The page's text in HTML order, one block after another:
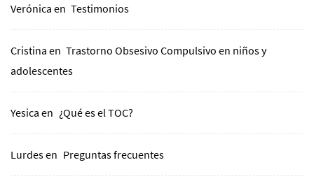
Verónica en Testimonios
Cristina en Trastorno Obsesivo Compulsivo en niños y
adolescentes
Yesica en ¿Qué es el TOC?
Lurdesen Preguntas frecuentes